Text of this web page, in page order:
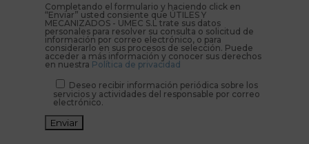
Completando el formulario y haciendo click en
“Enviar” usted consiente que ÚTILES Y
MECANIZADOS - UMEC S.L trate sus datos
personales para resolver su consulta o solicitud de
información por correo electrónico, o para
considerarlo en sus procesos de selección. Puede
acceder a más información y conocer sus derechos
en nuestra Política de privacidad
Deseo recibir información periódica sobre los
servicios y actividades del responsable por correo
electrónico.